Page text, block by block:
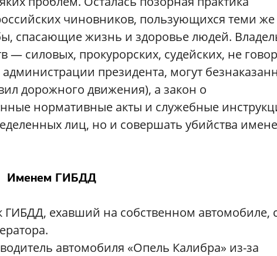
чиновников, пользующихся теми же
спасающие жизнь и здоровье людей.
— силовых, прокурорских, судейских, не
президента, могут
дорожного движения), а закон о
нормативные акты и служебные
лиц, но и совершать убийства
Именем ГИБДД
ехавший на собственном автомобиле,
автомобиля «Опель Калибра» из-за